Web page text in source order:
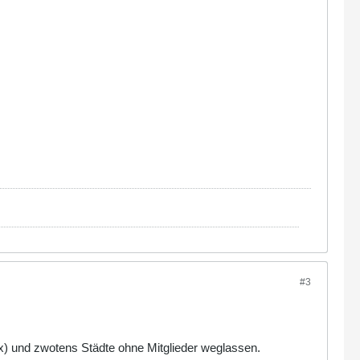
#3
und zwotens Städte ohne Mitglieder weglassen.